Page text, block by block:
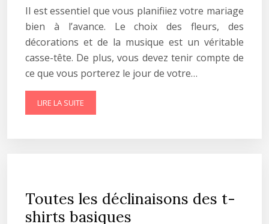
Il est essentiel que vous planifiiez votre mariage
bien à l’avance. Le choix des fleurs, des
décorations et de la musique est un véritable
casse-tête. De plus, vous devez tenir compte de
ce que vous porterez le jour de votre…
LIRE LA SUITE
Toutes les déclinaisons des t-
shirts basiques